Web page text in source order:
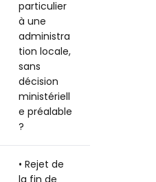
particulier
à une
administra
tion locale,
sans
décision
ministériell
e préalable
?
• Rejet de
la fin de